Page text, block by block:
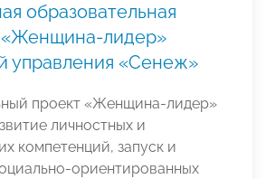
образовательная
«Женщина-лидер»
управления «Сенеж»
проект «Женщина-лидер»
личностных и
компетенций, запуск и
ориентированных